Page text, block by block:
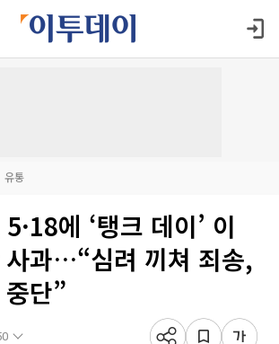
유통
에 ‘탱크 데이’ 이
사과…“심려 끼쳐 죄송,
단”